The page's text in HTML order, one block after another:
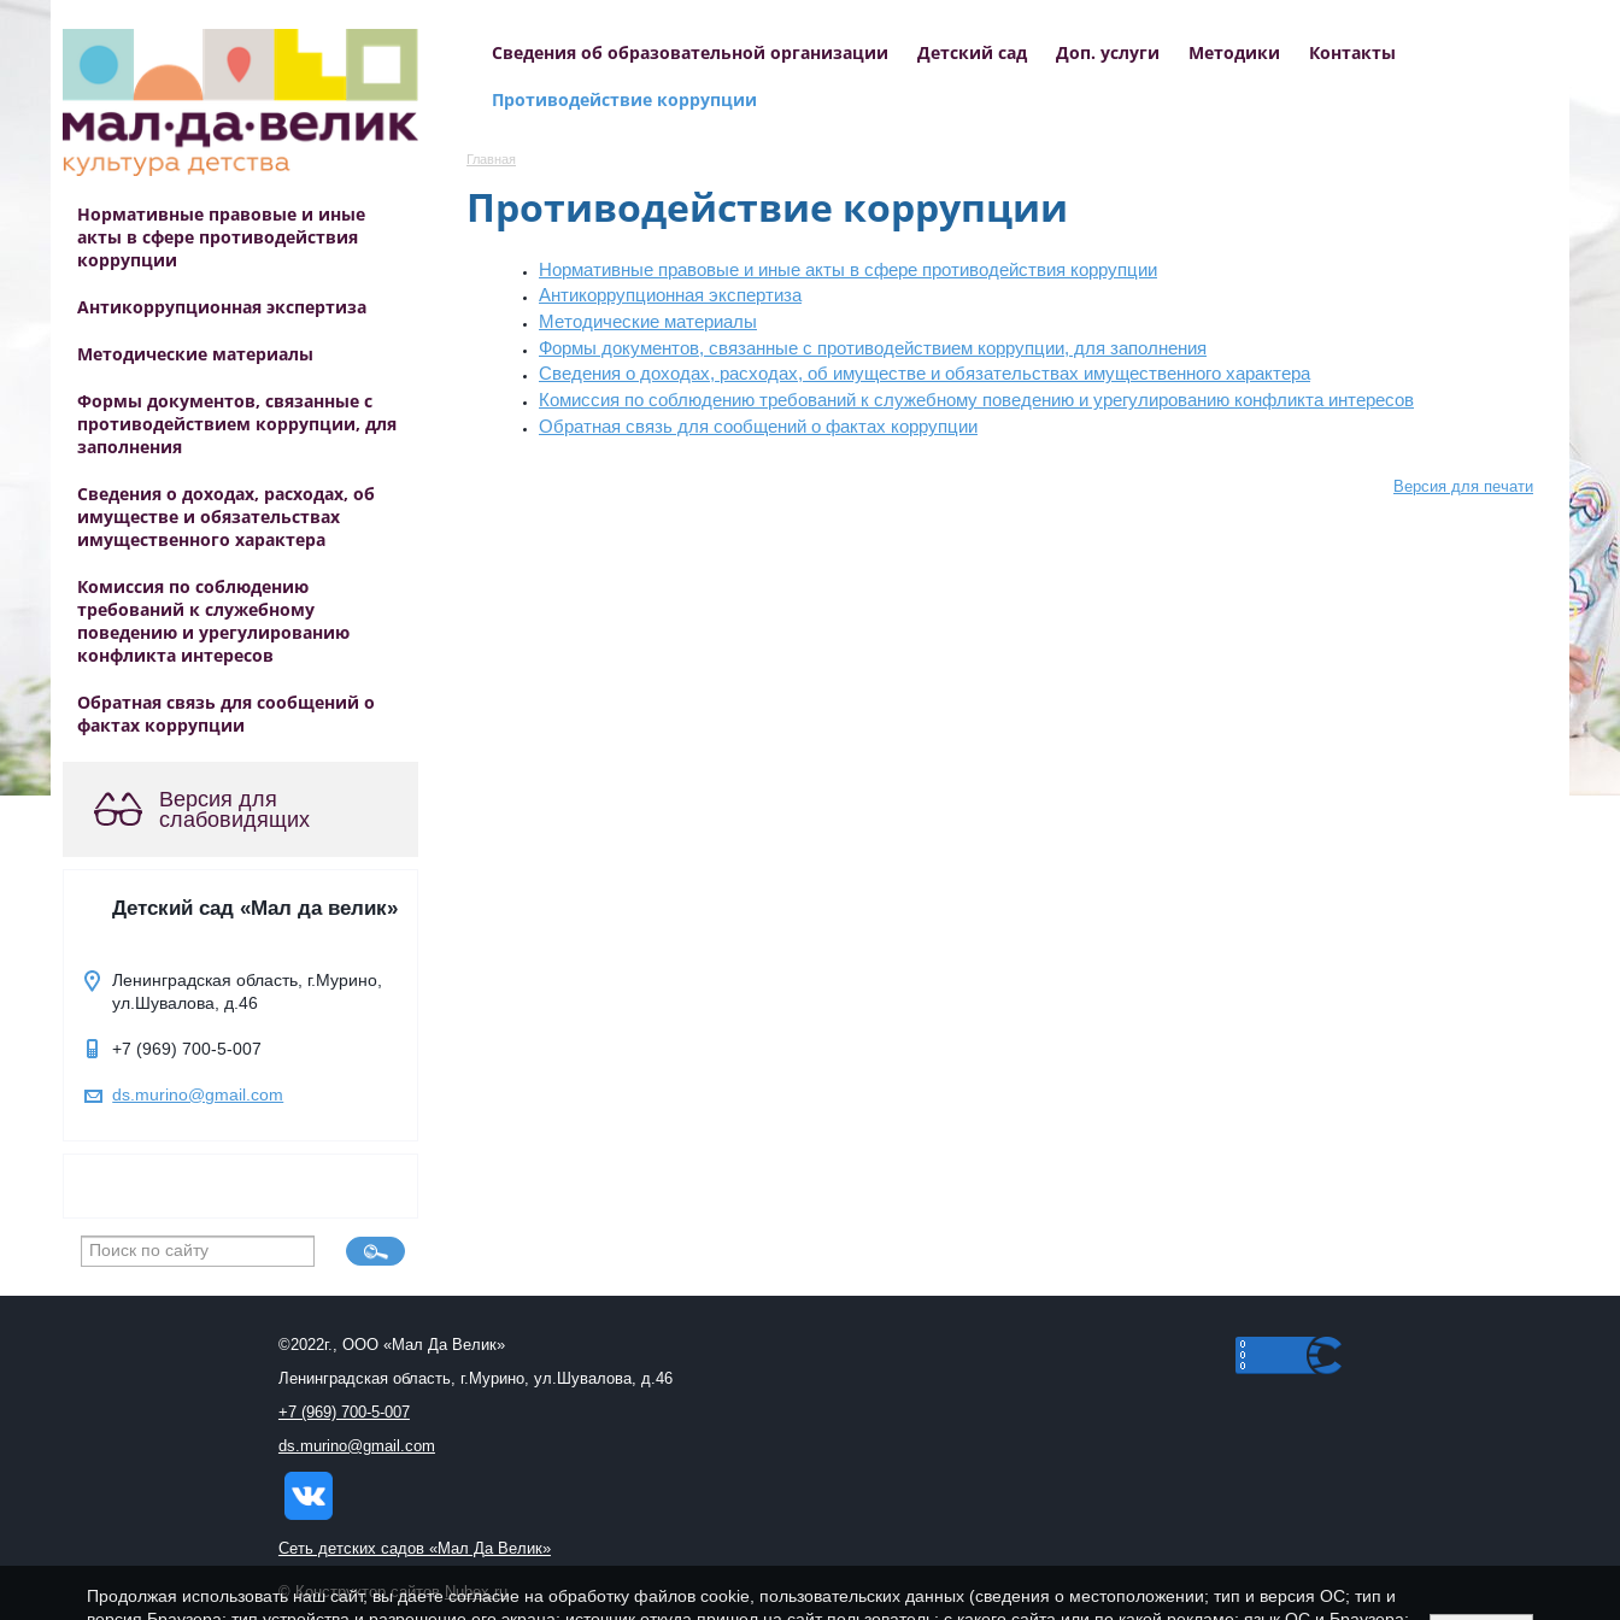
Нормативные правовые и иные
акты в сфере противодействия
коррупции
Антикоррупционная экспертиза
Методические материалы
Формы документов, связанные с
противодействием коррупции, для
заполнения
Сведения о доходах, расходах, об
имуществе и обязательствах
имущественного характера
Комиссия по соблюдению
требований к служебному
поведению и урегулированию
конфликта интересов
Обратная связь для сообщений о
фактах коррупции
Версия для
слабовидящих
Детский сад «Мал да велик»
Ленинградская область, г.Мурино,
ул.Шувалова, д.46
+7 (969) 700-5-007
ds.murino@gmail.com
Сведения об образовательной организации Детский сад Доп. услуги Методики Контакты
Противодействие коррупции
Главная
Противодействие коррупции
Нормативные правовые и иные акты в сфере противодействия коррупции
Антикоррупционная экспертиза
Методические материалы
Формы документов, связанные с противодействием коррупции, для заполнения
Сведения о доходах, расходах, об имуществе и обязательствах имущественного характера
Комиссия по соблюдению требований к служебному поведению и урегулированию конфликта интересов
Обратная связь для сообщений о фактах коррупции
Версия для печати
©2022г., ООО «Мал Да Велик»
Ленинградская область, г.Мурино, ул.Шувалова, д.46
+7 (969) 700-5-007
ds.murino@gmail.com
Сеть детских садов «Мал Да Велик»
© Конструктор сайтов Nubex.ru
Продолжая использовать наш сайт, вы даете согласие на обработку файлов cookie, пользовательских данных (сведения о местоположении; тип и версия ОС; тип и